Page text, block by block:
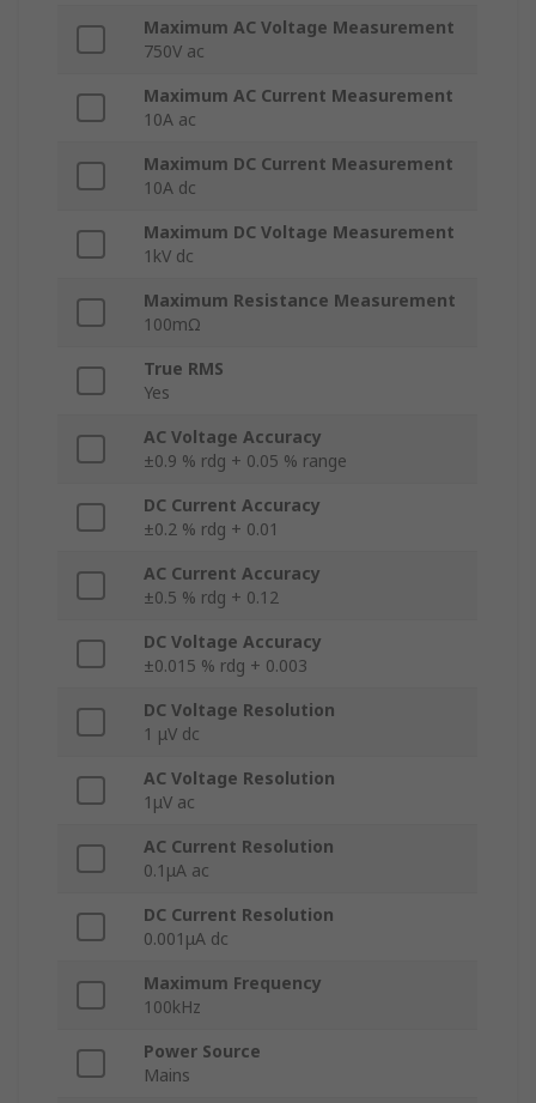
Maximum AC Voltage Measurement
750V ac
Maximum AC Current Measurement
10A ac
Maximum DC Current Measurement
10A dc
Maximum DC Voltage Measurement
1kV dc
Maximum Resistance Measurement
100mΩ
True RMS
Yes
AC Voltage Accuracy
±0.9 % rdg + 0.05 % range
DC Current Accuracy
±0.2 % rdg + 0.01
AC Current Accuracy
±0.5 % rdg + 0.12
DC Voltage Accuracy
±0.015 % rdg + 0.003
DC Voltage Resolution
1 μV dc
AC Voltage Resolution
1μV ac
AC Current Resolution
0.1μA ac
DC Current Resolution
0.001μA dc
Maximum Frequency
100kHz
Power Source
Mains